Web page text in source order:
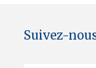
Suivez-